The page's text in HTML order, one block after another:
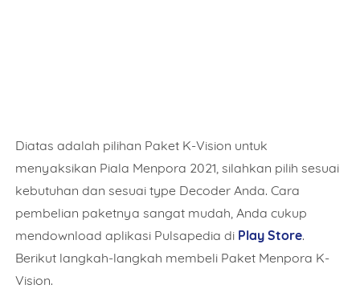
Diatas adalah pilihan Paket K-Vision untuk
menyaksikan Piala Menpora 2021, silahkan pilih sesuai
kebutuhan dan sesuai type Decoder Anda. Cara
pembelian paketnya sangat mudah, Anda cukup
mendownload aplikasi Pulsapedia di Play Store.
Berikut langkah-langkah membeli Paket Menpora K-
Vision.
Mobile Phone Number